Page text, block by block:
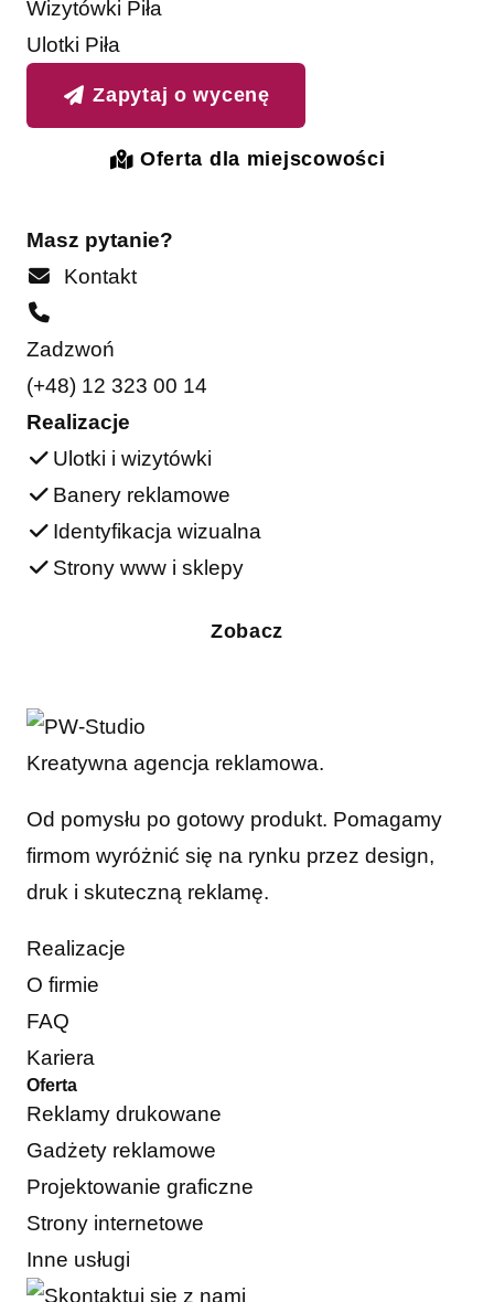
Wizytówki Piła
Ulotki Piła
Zapytaj o wycenę
Oferta dla miejscowości
Masz pytanie?
Kontakt
Zadzwoń
(+48) 12 323 00 14
Realizacje
Ulotki i wizytówki
Banery reklamowe
Identyfikacja wizualna
Strony www i sklepy
Zobacz
Kreatywna agencja reklamowa.
Od pomysłu po gotowy produkt. Pomagamy
firmom wyróżnić się na rynku przez design,
druk i skuteczną reklamę.
Realizacje
O firmie
FAQ
Kariera
Oferta
Reklamy drukowane
Gadżety reklamowe
Projektowanie graficzne
Strony internetowe
Inne usługi